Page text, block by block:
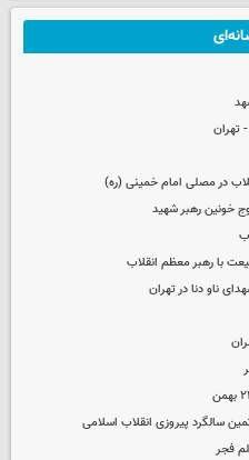
تهران
در مصلی امام خمینی (ره)
خونین رهبر شهید
با رهبر معظم انقلاب
ناو دنا در تهران
سالگرد پیروزی انقلاب اسلامی
فجر